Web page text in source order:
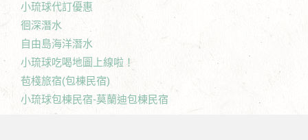
小琉球代訂優惠
徊深潛水
自由島海洋潛水
小琉球吃喝地圖上線啦！
苞棧旅宿(包棟民宿)
小琉球包棟民宿-莫蘭迪包棟民宿